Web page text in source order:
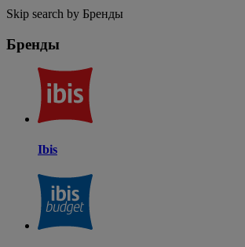
Skip search by Бренды
Бренды
Ibis